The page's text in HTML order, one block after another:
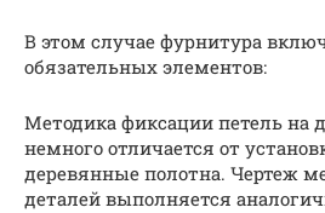
В этом случае фурнитура
обязательных элементов:
Методика фиксации петель на
немного отличается от
деревянные полотна. Чертеж
деталей выполняется